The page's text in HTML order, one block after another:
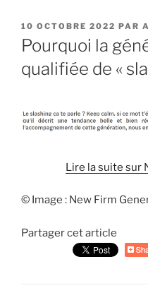
PUBLIÉ
LE
10 OCTOBRE 2022 PAR
Pourquoi la
qualifiée de «
Lire la suite sur
© Image : New Firm
Partager cet article